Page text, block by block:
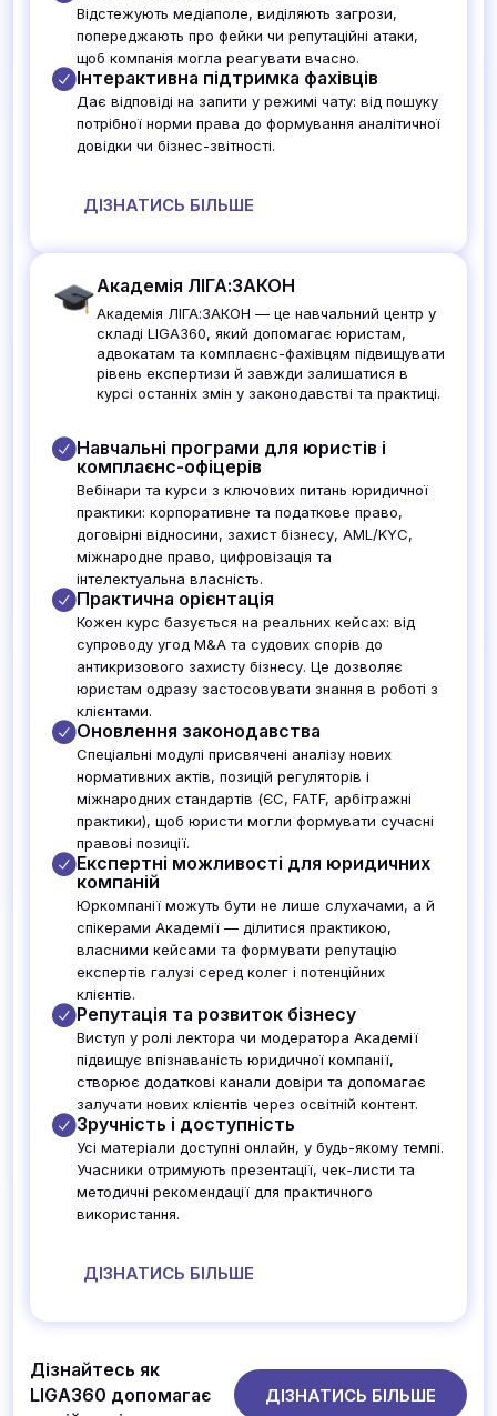
Відстежують медіаполе, виділяють загрози,
попереджають про фейки чи репутаційні атаки,
щоб компанія могла реагувати вчасно.
Інтерактивна підтримка фахівців
Дає відповіді на запити у режимі чату: від пошуку
потрібної норми права до формування аналітичної
довідки чи бізнес-звітності.
ДІЗНАТИСЬ БІЛЬШЕ
Академія ЛІГА:ЗАКОН
Академія ЛІГА:ЗАКОН — це навчальний центр у
складі LIGA360, який допомагає юристам,
адвокатам та комплаєнс-фахівцям підвищувати
рівень експертизи й завжди залишатися в
курсі останніх змін у законодавстві та практиці.
Навчальні програми для юристів і
комплаєнс-офіцерів
Вебінари та курси з ключових питань юридичної
практики: корпоративне та податкове право,
договірні відносини, захист бізнесу, AML/KYC,
міжнародне право, цифровізація та
інтелектуальна власність.
Практична орієнтація
Кожен курс базується на реальних кейсах: від
супроводу угод M&A та судових спорів до
антикризового захисту бізнесу. Це дозволяє
юристам одразу застосовувати знання в роботі з
клієнтами.
Оновлення законодавства
Спеціальні модулі присвячені аналізу нових
нормативних актів, позицій регуляторів і
міжнародних стандартів (ЄС, FATF, арбітражні
практики), щоб юристи могли формувати сучасні
правові позиції.
Експертні можливості для юридичних
компаній
Юркомпанії можуть бути не лише слухачами, а й
спікерами Академії — ділитися практикою,
власними кейсами та формувати репутацію
експертів галузі серед колег і потенційних
клієнтів.
Репутація та розвиток бізнесу
Виступ у ролі лектора чи модератора Академії
підвищує впізнаваність юридичної компанії,
створює додаткові канали довіри та допомагає
залучати нових клієнтів через освітній контент.
Зручність і доступність
Усі матеріали доступні онлайн, у будь-якому темпі.
Учасники отримують презентації, чек-листи та
методичні рекомендації для практичного
використання.
ДІЗНАТИСЬ БІЛЬШЕ
Дізнайтесь як
LIGA360 допомагає
ДІЗНАТИСЬ БІЛЬШЕ